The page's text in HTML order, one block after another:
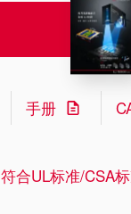
手册
符合UL标准/CSA